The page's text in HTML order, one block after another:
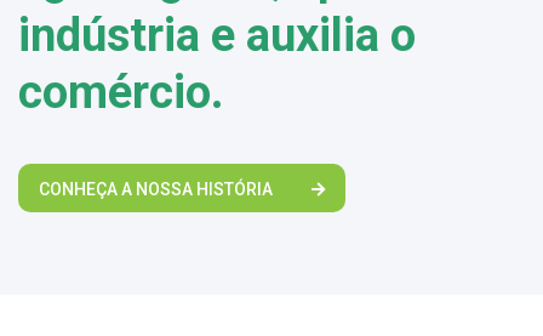
indústria e auxilia o
comércio.
CONHEÇA A NOSSA HISTÓRIA